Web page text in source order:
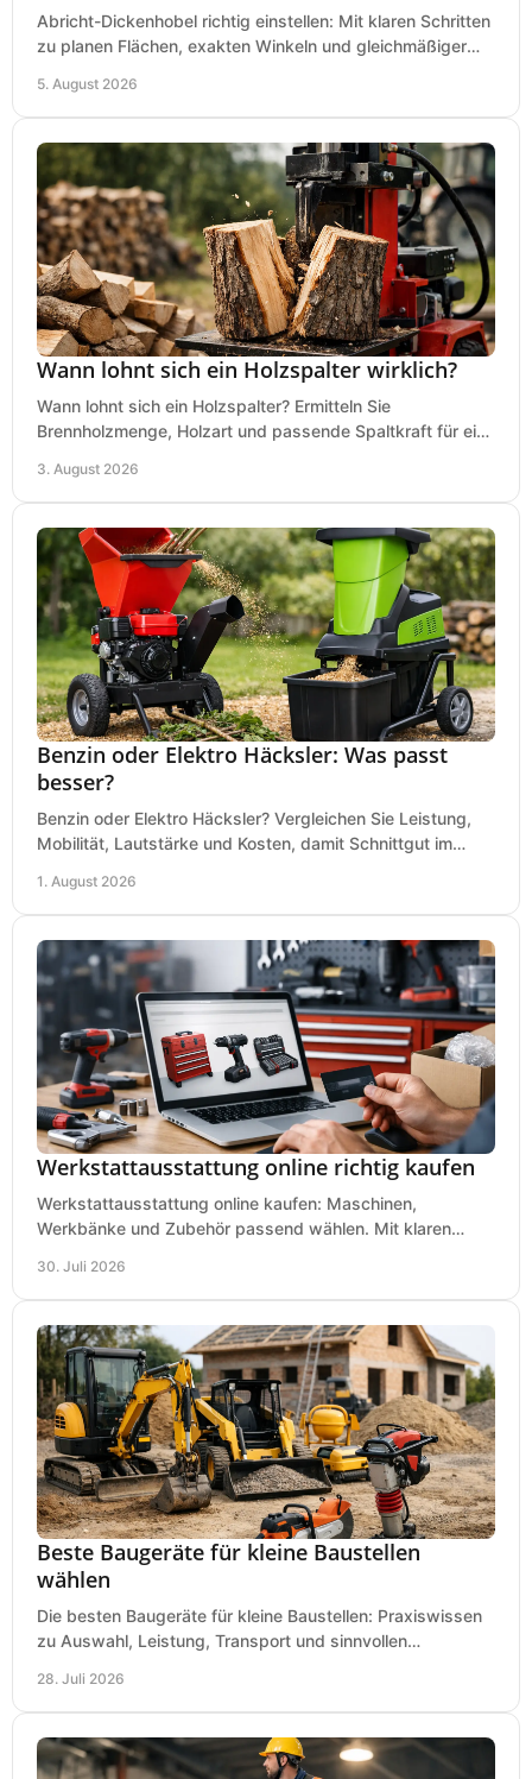
Abricht-Dickenhobel richtig einstellen: Mit klaren Schritten
zu planen Flächen, exakten Winkeln und gleichmäßiger
5. August 2026
Wann lohnt sich ein Holzspalter wirklich?
Wann lohnt sich ein Holzspalter? Ermitteln Sie
Brennholzmenge, Holzart und passende Spaltkraft für eine
3. August 2026
Benzin oder Elektro Häcksler: Was passt
besser?
Benzin oder Elektro Häcksler? Vergleichen Sie Leistung,
Mobilität, Lautstärke und Kosten, damit Schnittgut im
1. August 2026
Werkstattausstattung online richtig kaufen
Werkstattausstattung online kaufen: Maschinen,
Werkbänke und Zubehör passend wählen. Mit klaren
30. Juli 2026
Beste Baugeräte für kleine Baustellen
wählen
Die besten Baugeräte für kleine Baustellen: Praxiswissen
zu Auswahl, Leistung, Transport und sinnvollen
28. Juli 2026